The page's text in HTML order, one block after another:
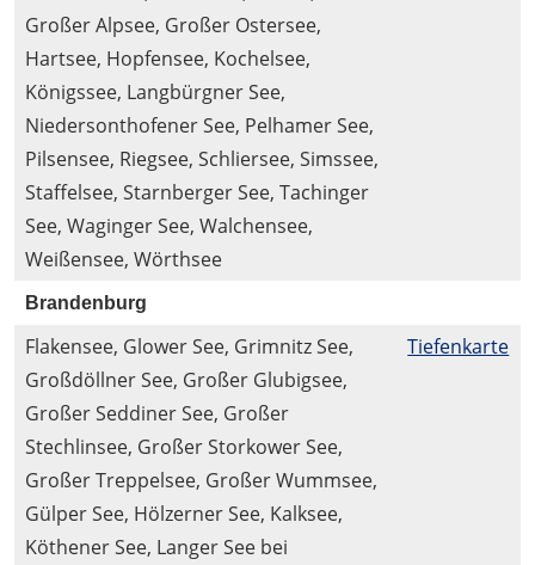
Großer Alpsee, Großer Ostersee,
Hartsee, Hopfensee, Kochelsee,
Königssee, Langbürgner See,
Niedersonthofener See, Pelhamer See,
Pilsensee, Riegsee, Schliersee, Simssee,
Staffelsee, Starnberger See, Tachinger
See, Waginger See, Walchensee,
Weißensee, Wörthsee
Brandenburg
Flakensee, Glower See, Grimnitz See,
Großdöllner See, Großer Glubigsee,
Großer Seddiner See, Großer
Stechlinsee, Großer Storkower See,
Großer Treppelsee, Großer Wummsee,
Gülper See, Hölzerner See, Kalksee,
Köthener See, Langer See bei
Tiefenkarte